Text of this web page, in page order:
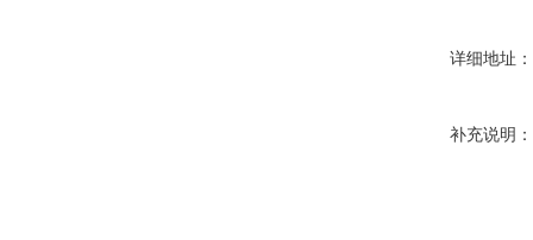
详细地址：
补充说明：